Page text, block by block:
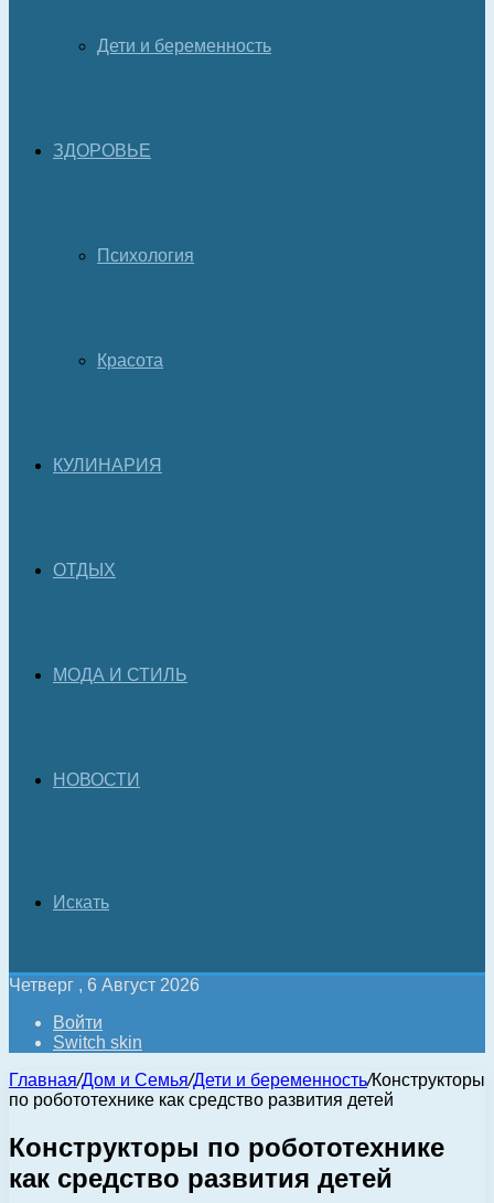
Дети и беременность
ЗДОРОВЬЕ
Психология
Красота
КУЛИНАРИЯ
ОТДЫХ
МОДА И СТИЛЬ
НОВОСТИ
Искать
Четверг , 6 Август 2026
Войти
Switch skin
Главная/Дом и Семья/Дети и беременность/Конструкторы
по робототехнике как средство развития детей
Конструкторы по робототехнике
как средство развития детей